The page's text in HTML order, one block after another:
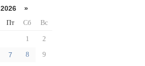
2026 »
Пт Сб Вс
1 2
7 8 9